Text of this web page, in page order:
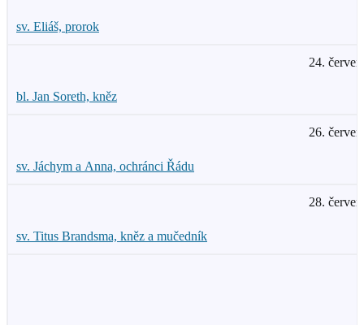
sv. Eliáš, prorok
24.
bl. Jan Soreth, kněz
26.
sv. Jáchym a Anna, ochránci Řádu
28.
sv. Titus Brandsma, kněz a mučedník